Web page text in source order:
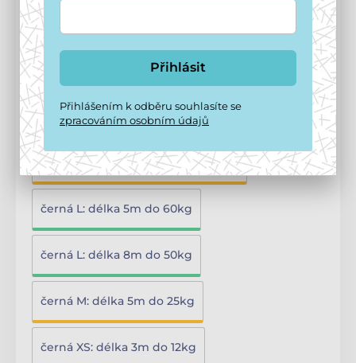
růžová XS: délka 3m do 12kg
světle modrá M: délka 5m do 25kg
světle modrá S: délka 5m do 15kg
světle modrá XS: délka 3m do 12kg
černá L: délka 5m do 60kg
černá L: délka 8m do 50kg
černá M: délka 5m do 25kg
černá XS: délka 3m do 12kg
Přihlásit
Přihlášením k odběru souhlasíte se
zpracováním osobním údajů